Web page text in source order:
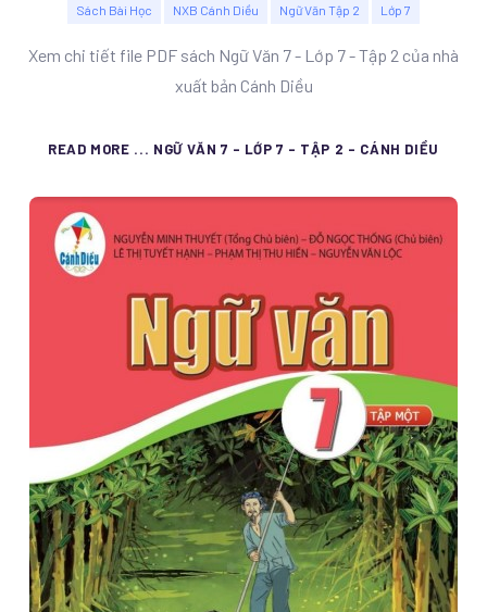
Sách Bài Học NXB Cánh Diều Ngữ Văn Tập 2 Lớp 7
Xem chi tiết file PDF sách Ngữ Văn 7 - Lớp 7 - Tập 2 của nhà
xuất bản Cánh Diều
READ MORE ... NGỮ VĂN 7 - LỚP 7 - TẬP 2 - CÁNH DIỀU